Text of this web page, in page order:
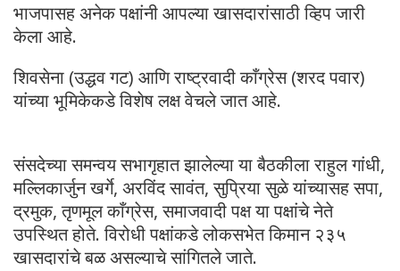
भाजपासह अनेक पक्षांनी आपल्या खासदारांसाठी व्हिप जारी
केला आहे.
शिवसेना (उद्धव गट) आणि राष्ट्रवादी काँग्रेस (शरद पवार)
यांच्या भूमिकेकडे विशेष लक्ष वेचले जात आहे.
संसदेच्या समन्वय सभागृहात झालेल्या या बैठकीला राहुल गांधी,
मल्लिकार्जुन खर्गे, अरविंद सावंत, सुप्रिया सुळे यांच्यासह सपा,
द्रमुक, तृणमूल काँग्रेस, समाजवादी पक्ष या पक्षांचे नेते
उपस्थित होते. विरोधी पक्षांकडे लोकसभेत किमान २३५
खासदारांचे बळ असल्याचे सांगितले जाते.